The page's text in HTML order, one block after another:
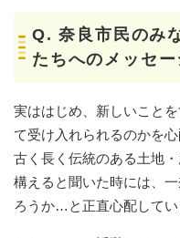
Q. 奈良 市民のみ
たちへのメッセー
実ははじめ、新しいこと
て受け入れられるのかを心
古く長く伝統のある土地
構えると聞いた時には、
ろうか…と正直心配してい